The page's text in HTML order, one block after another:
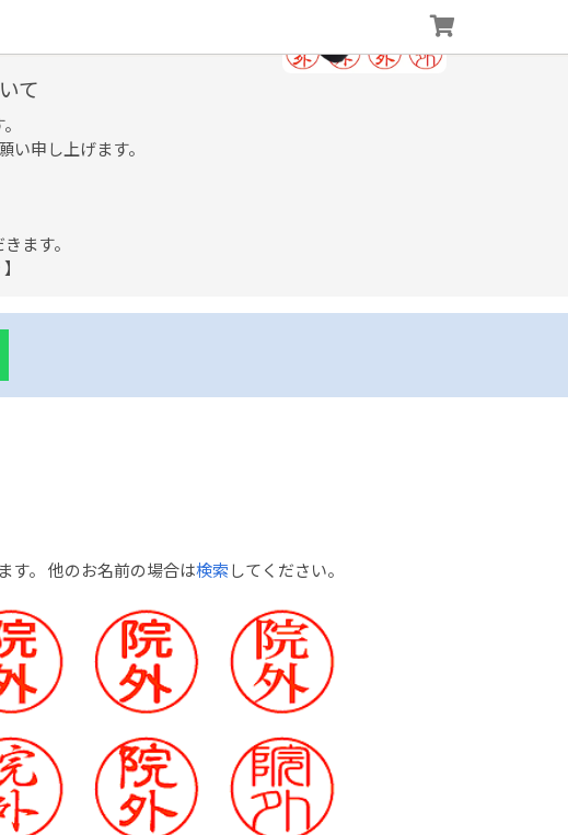
て
申し上げます。
ます。
。 他のお名前の場合は検索してください。